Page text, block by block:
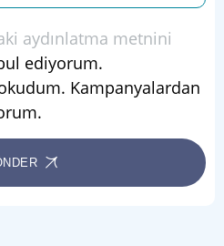
aydınlatma metnini
ediyorum.
Kampanyalardan